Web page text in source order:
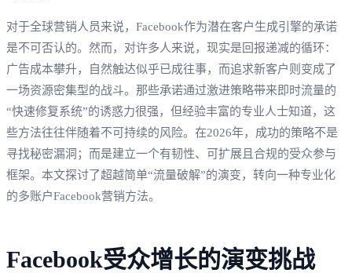
对于全球营销人员来说，Facebook作为潜在客户生成引擎的承诺
是不可否认的。然而，对许多人来说，现实是回报递减的循环：
广告成本攀升，自然触达似乎已成往事，而追求新客户则变成了
一场资源密集型的战斗。那些承诺通过激进策略带来即时流量的
“快速修复系统”的诱惑力很强，但经验丰富的专业人士知道，这
些方法往往伴随着不可持续的风险。在2026年，成功的策略不是
寻找秘密漏洞；而是建立一个有韧性、可扩展且合规的受众参与
框架。本文探讨了超越简单“流量破解”的演变，转向一种专业化
的多账户Facebook营销方法。
Facebook受众增长的演变挑战